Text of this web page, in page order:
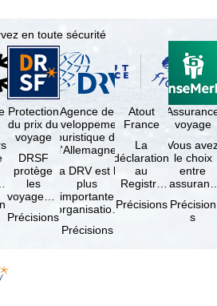
en toute sécurité
Protection
du prix du
voyage
DRSF
protège
les
voyageurs
réservent
Précisions
Agence de
développement
touristique de
l'Allemagne
La DRV est la
plus
importante
organisation
professionnels
Précisions
Atout
France
La
déclaration
au
Registre
Opérateurs
Précisions
voyage
Vous
le choix
entre
et
Précision
s